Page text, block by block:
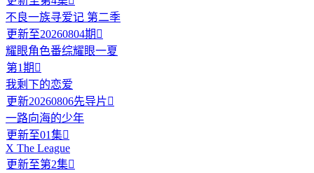
不良一族寻爱记 第二季
更新至20260804期 
耀眼角色番综耀眼一夏
第1期 
我剩下的恋爱
更新20260806先导片
一路向海的少年
更新至01集
X The League
更新至第2集